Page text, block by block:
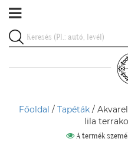
Főoldal / Tapéták /
lila
A termék